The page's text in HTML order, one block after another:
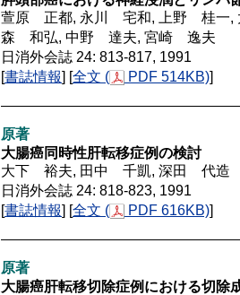
萱原 正都, 永川 宅和, 上野 桂一
森 和弘, 中野 達夫, 宮崎 逸夫
日消外会誌 24: 813-817, 1991
[書誌情報] [全文 ( PDF 514KB)]
原著
大腸癌同時性肝転移症例の検討
大下 裕夫, 田中 千凱, 深田 代造
日消外会誌 24: 818-823, 1991
[書誌情報] [全文 ( PDF 616KB)]
原著
大腸癌肝転移切除症例における切除